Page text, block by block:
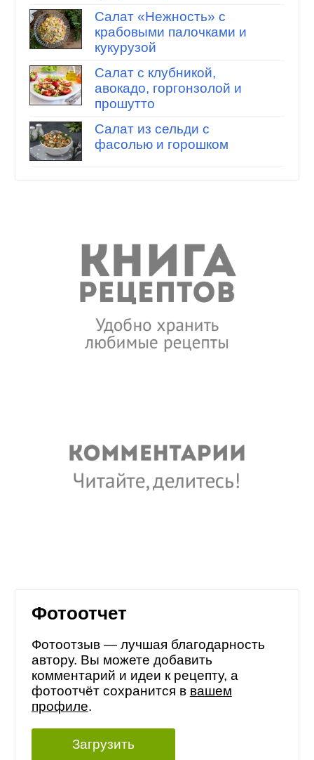
Салат «Нежность» с
крабовыми палочками и
кукурузой
Салат с клубникой,
авокадо, горгонзолой и
прошутто
Салат из сельди с
фасолью и горошком
Фотоотчет
Фотоотзыв — лучшая благодарность
автору. Вы можете добавить
комментарий и идеи к рецепту, а
фотоотчёт сохранится в вашем
профиле.
Загрузить